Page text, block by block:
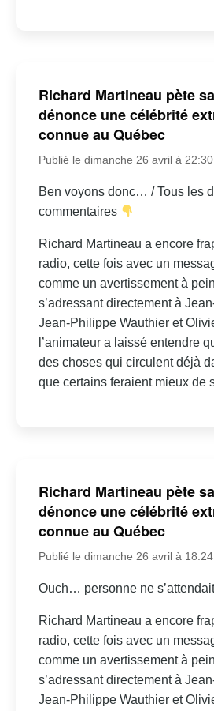
Richard Martineau pète
dénonce une célébrité
connue au Québec
Publié le dimanche 26 avril à 22:30
Ben voyons donc… / Tous les
commentaires
Richard Martineau a encore
radio, cette fois avec un
comme un avertissement à
s’adressant directement à
Jean-Philippe Wauthier et
l’animateur a laissé entendre
des choses qui circulent déjà
que certains feraient mieux de
Richard Martineau pète
dénonce une célébrité
connue au Québec
Publié le dimanche 26 avril à 18:24
Ouch… personne ne
Richard Martineau a encore
radio, cette fois avec un
comme un avertissement à
s’adressant directement à
Jean-Philippe Wauthier et